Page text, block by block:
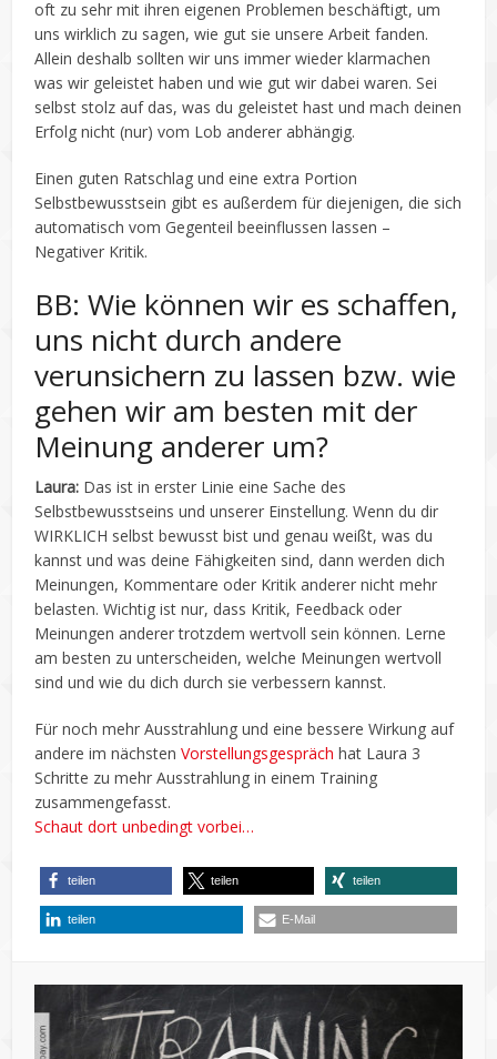
oft zu sehr mit ihren eigenen Problemen beschäftigt, um
uns wirklich zu sagen, wie gut sie unsere Arbeit fanden.
Allein deshalb sollten wir uns immer wieder klarmachen
was wir geleistet haben und wie gut wir dabei waren. Sei
selbst stolz auf das, was du geleistet hast und mach deinen
Erfolg nicht (nur) vom Lob anderer abhängig.
Einen guten Ratschlag und eine extra Portion
Selbstbewusstsein gibt es außerdem für diejenigen, die sich
automatisch vom Gegenteil beeinflussen lassen –
Negativer Kritik.
BB: Wie können wir es schaffen,
uns nicht durch andere
verunsichern zu lassen bzw. wie
gehen wir am besten mit der
Meinung anderer um?
Laura: Das ist in erster Linie eine Sache des
Selbstbewusstseins und unserer Einstellung. Wenn du dir
WIRKLICH selbst bewusst bist und genau weißt, was du
kannst und was deine Fähigkeiten sind, dann werden dich
Meinungen, Kommentare oder Kritik anderer nicht mehr
belasten. Wichtig ist nur, dass Kritik, Feedback oder
Meinungen anderer trotzdem wertvoll sein können. Lerne
am besten zu unterscheiden, welche Meinungen wertvoll
sind und wie du dich durch sie verbessern kannst.
Für noch mehr Ausstrahlung und eine bessere Wirkung auf
andere im nächstenVorstellungsgespräch hat Laura 3
Schritte zu mehr Ausstrahlung in einem Training
zusammengefasst.
Schaut dort unbedingt vorbei…
teilen teilen teilen
teilen E-Mail